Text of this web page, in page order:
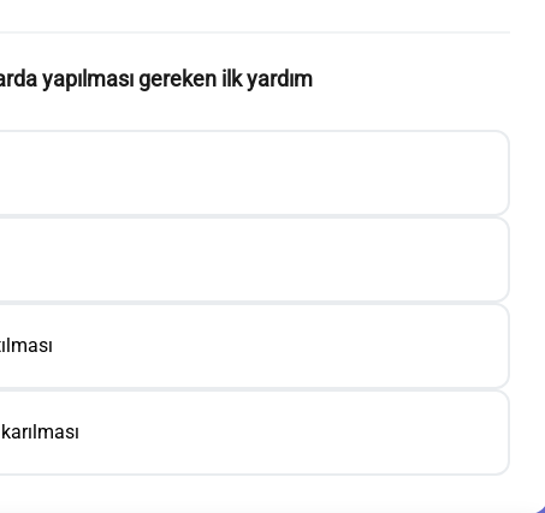
yapılması gereken ilk yardım